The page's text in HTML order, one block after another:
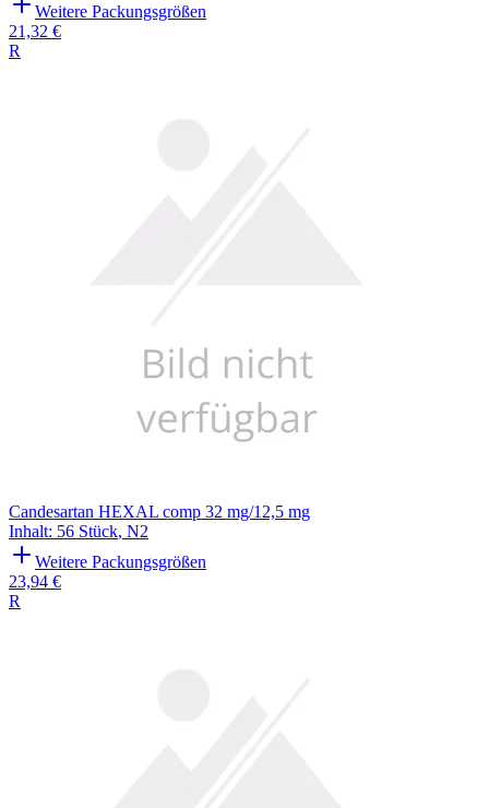
Weitere Packungsgrößen
21,32 €
R
Candesartan HEXAL comp 32 mg/12,5 mg
Inhalt: 56 Stück, N2
Weitere Packungsgrößen
23,94 €
R